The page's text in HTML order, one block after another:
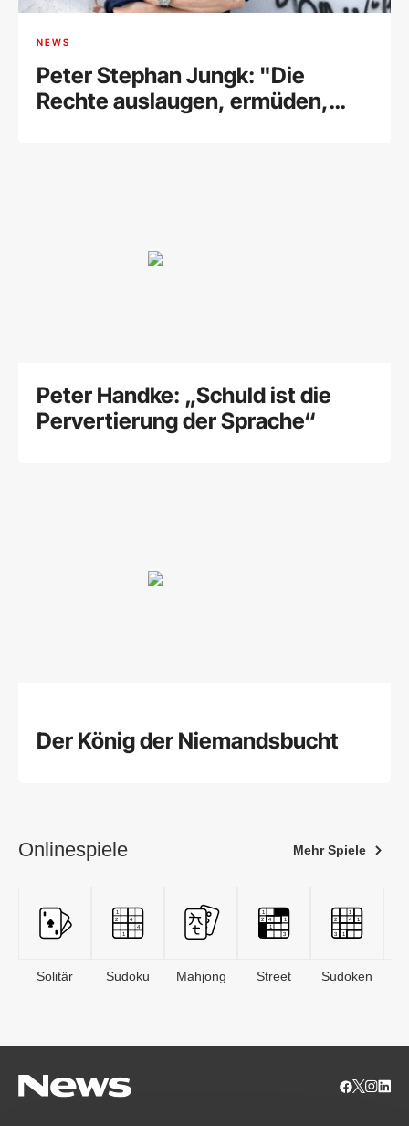
NEWS
Peter Stephan Jungk: "Die
Rechte auslaugen, ermüden,
Peter Handke: „Schuld ist die
Pervertierung der Sprache“
Der König der Niemandsbucht
Onlinespiele Mehr Spiele
Solitär Sudoku Mahjong Street Sudoken